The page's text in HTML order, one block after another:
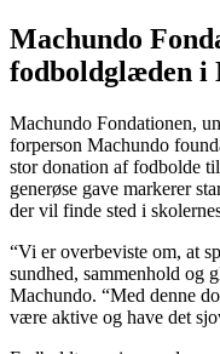
Machundo
fodboldglæden i
Machundo Fondationen,
forperson Machundo
stor donation af fodbolde
generøse gave markerer
der vil finde sted i
“Vi er overbeviste om, at
sundhed, sammenhold og
Machundo. “Med denne
være aktive og have det